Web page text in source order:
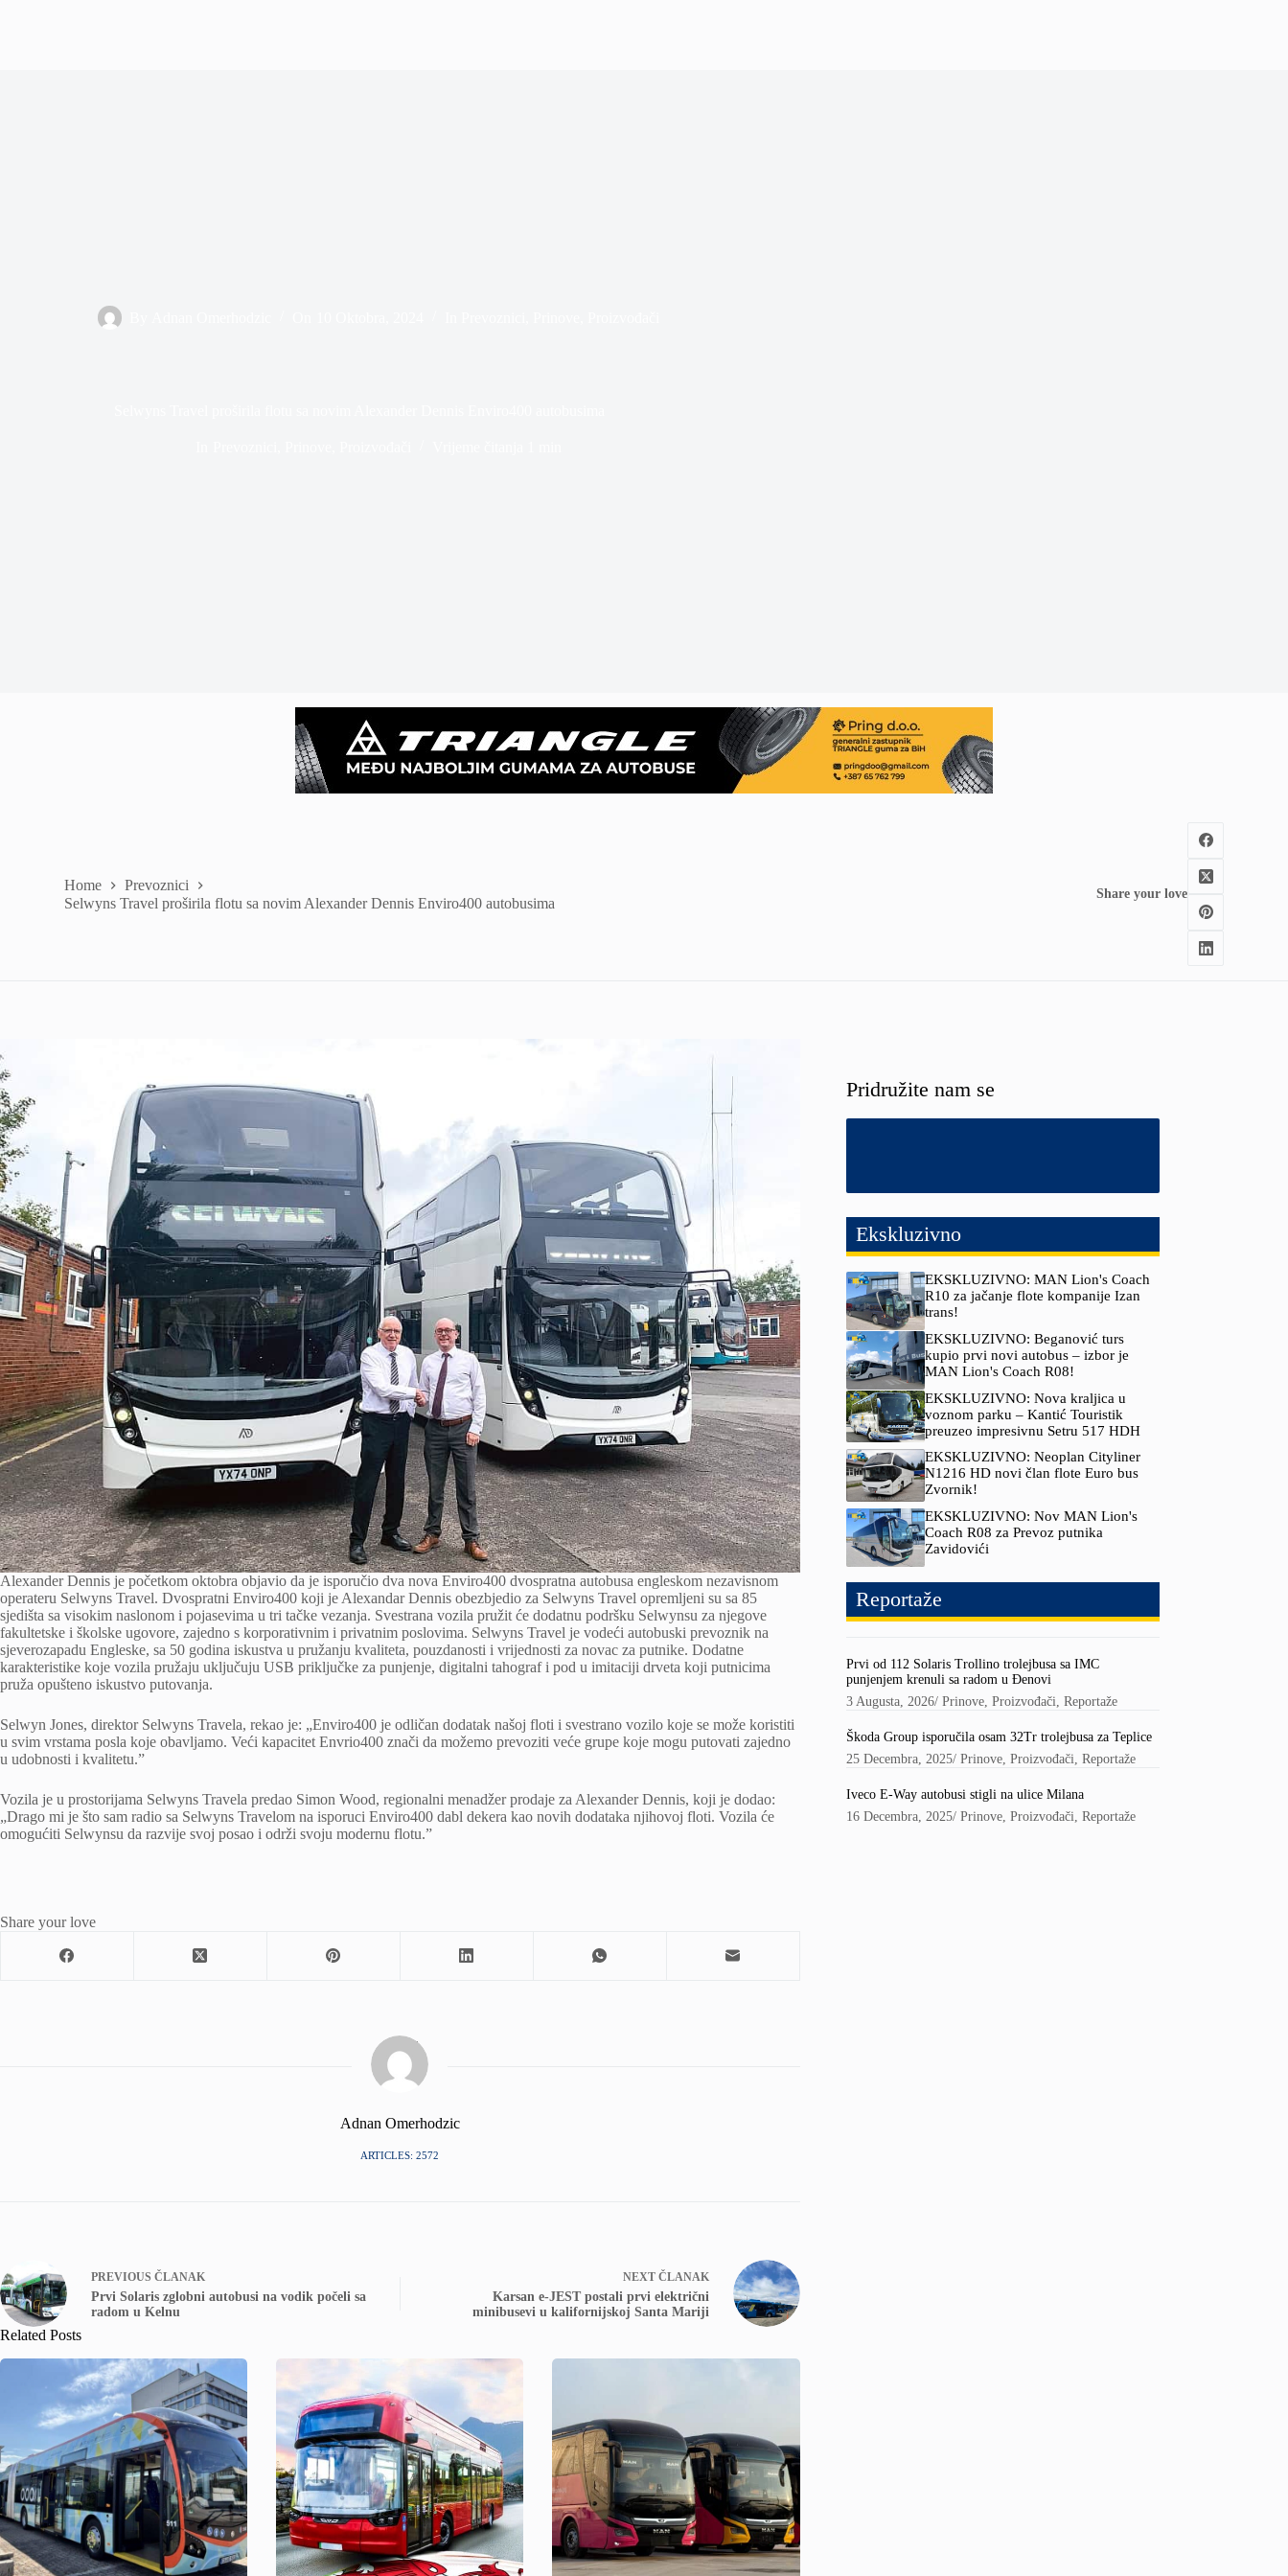
Home
Prevoznici
Selwyns Travel proširila flotu sa novim Alexander Dennis Enviro400 autobusima
Share your love
Alexander Dennis je početkom oktobra objavio da je isporučio dva nova Enviro400 dvospratna autobusa engleskom nezavisnom
operateru Selwyns Travel. Dvospratni Enviro400 koji je Alexandar Dennis obezbjedio za Selwyns Travel opremljeni su sa 85
sjedišta sa visokim naslonom i pojasevima u tri tačke vezanja. Svestrana vozila pružit će dodatnu podršku Selwynsu za njegove
fakultetske i školske ugovore, zajedno s korporativnim i privatnim poslovima. Selwyns Travel je vodeći autobuski prevoznik na
sjeverozapadu Engleske, sa 50 godina iskustva u pružanju kvaliteta, pouzdanosti i vrijednosti za novac za putnike. Dodatne
karakteristike koje vozila pružaju uključuju USB priključke za punjenje, digitalni tahograf i pod u imitaciji drveta koji putnicima
pruža opušteno iskustvo putovanja.
Selwyn Jones, direktor Selwyns Travela, rekao je: „Enviro400 je odličan dodatak našoj floti i svestrano vozilo koje se može koristiti
u svim vrstama posla koje obavljamo. Veći kapacitet Envrio400 znači da možemo prevoziti veće grupe koje mogu putovati zajedno
u udobnosti i kvalitetu.”
Vozila je u prostorijama Selwyns Travela predao Simon Wood, regionalni menadžer prodaje za Alexander Dennis, koji je dodao:
„Drago mi je što sam radio sa Selwyns Travelom na isporuci Enviro400 dabl dekera kao novih dodataka njihovoj floti. Vozila će
omogućiti Selwynsu da razvije svoj posao i održi svoju modernu flotu.”
Share your love
Adnan Omerhodzic
ARTICLES: 2572
PREVIOUS ČLANAK
Prvi Solaris zglobni autobusi na vodik počeli sa
radom u Kelnu
NEXT ČLANAK
Karsan e-JEST postali prvi električni
minibusevi u kalifornijskoj Santa Mariji
Related Posts
Pridružite nam se
Ekskluzivno
EKSKLUZIVNO: MAN Lion's Coach
R10 za jačanje flote kompanije Izan
trans!
EKSKLUZIVNO: Beganović turs
kupio prvi novi autobus – izbor je
MAN Lion's Coach R08!
EKSKLUZIVNO: Nova kraljica u
voznom parku – Kantić Touristik
preuzeo impresivnu Setru 517 HDH
EKSKLUZIVNO: Neoplan Cityliner
N1216 HD novi član flote Euro bus
Zvornik!
EKSKLUZIVNO: Nov MAN Lion's
Coach R08 za Prevoz putnika
Zavidovići
Reportaže
Prvi od 112 Solaris Trollino trolejbusa sa IMC
punjenjem krenuli sa radom u Đenovi
3 Augusta, 2026/Prinove,Proizvođači,Reportaže
Škoda Group isporučila osam 32Tr trolejbusa za Teplice
25 Decembra, 2025/Prinove,Proizvođači,Reportaže
Iveco E-Way autobusi stigli na ulice Milana
16 Decembra, 2025/Prinove,Proizvođači,Reportaže